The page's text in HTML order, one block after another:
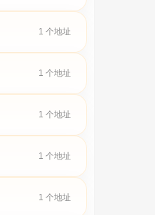
1 个地址
1 个地址
1 个地址
1 个地址
1 个地址